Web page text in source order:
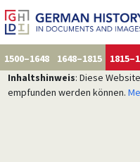
1500–1648 1648–1815
Inhaltshinweis: Diese
empfunden werden können.